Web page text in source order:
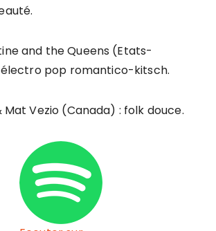
and the Queens (Etats-
pop romantico-kitsch.
Mat Vezio (Canada) : folk douce.